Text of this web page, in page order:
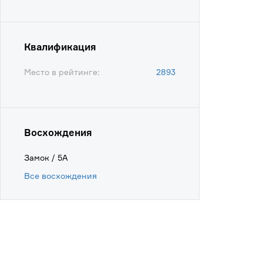
Квалификация
Место в рейтинге: 2893
Восхождения
Замок / 5А
Все восхождения